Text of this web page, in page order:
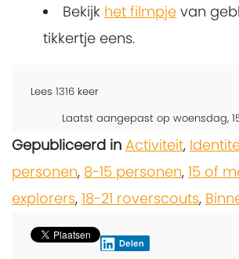
Bekijk het filmpje van
tikkertje eens.
Lees 1316 keer
Laatst aangepast op woensdag,
Gepubliceerd in Activiteit,
personen, 8-15 personen, 15 of
explorers, 18-21 roverscouts,
Delen